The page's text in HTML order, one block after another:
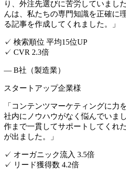
り、外注先選びに苦労していまし
んは、私たちの専門知識を正確に
る記事を作成してくれました。
」
✓ 検索順位 平均15位UP
✓ CVR 2.3倍
— B社（製造業）
スタートアップ企業様
「 コンテンツマーケティングに力
社内にノウハウがなく悩んでいま
作まで一貫してサポートしてくれ
が出ました。
」
✓ オーガニック流入 3.5倍
✓ リード獲得数 4.2倍